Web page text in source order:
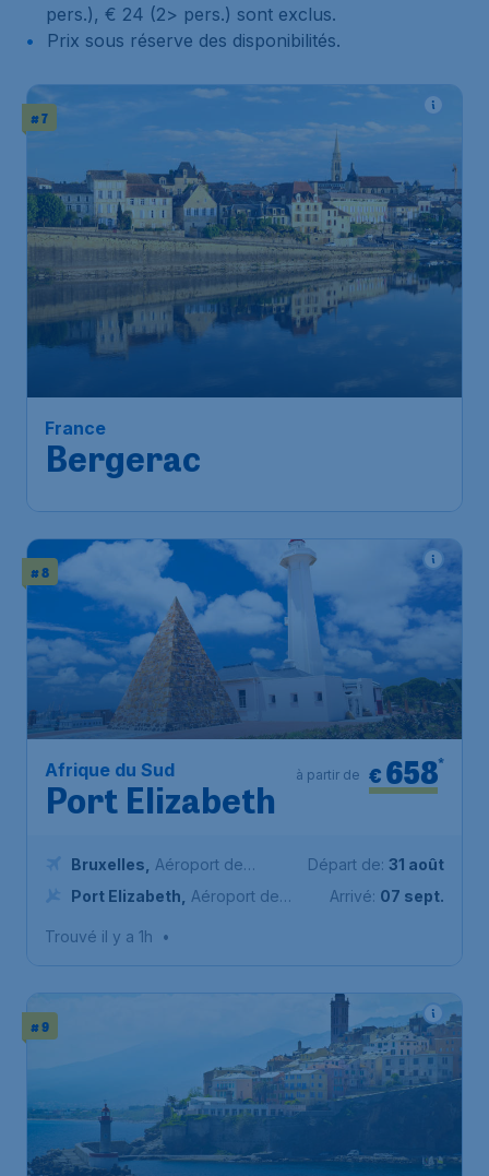
pers.), € 24 (2> pers.) sont exclus.
Prix sous réserve des disponibilités.
# 7
France
Bergerac
# 8
Afrique du Sud
Port Elizabeth
€ 658*
à partir de
Bruxelles
Aéroport de
Bruxelles-National
Port Elizabeth
Aéroport de
Départ de: 31 août
Arrivé: 07 sept.
Trouvé il y a 1h •
# 9